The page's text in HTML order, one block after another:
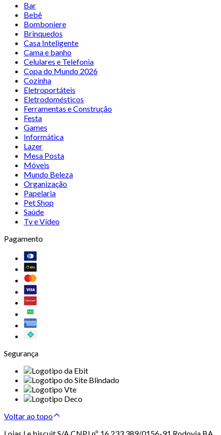
Bar
Bebê
Bomboniere
Brinquedos
Casa Inteligente
Cama e banho
Celulares e Telefonia
Copa do Mundo 2026
Cozinha
Eletroportáteis
Eletrodomésticos
Ferramentas e Construção
Festa
Games
Informática
Lazer
Mesa Posta
Móveis
Mundo Beleza
Organização
Papelaria
Pet Shop
Saúde
Tv e Vídeo
Pagamento
Segurança
Voltar ao topo